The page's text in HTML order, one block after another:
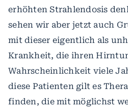
erhöhten Strahlendosis
sehen wir aber jetzt auch
mit dieser eigentlich als
Krankheit, die ihren
Wahrscheinlichkeit viele
diese Patienten gilt es
finden, die mit möglichst